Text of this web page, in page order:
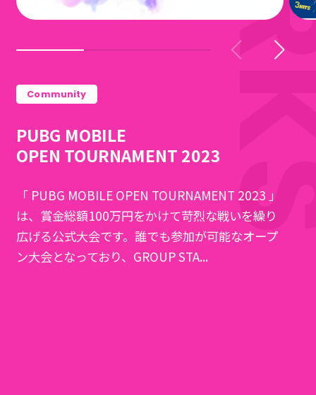
Community
PUBG MOBILE
OPEN TOURNAMENT 2023
「 PUBG MOBILE OPEN TOURNAMENT 2023 」
は、賞金総額100万円をかけて苛烈な戦いを繰り
広げる公式大会です。誰でも参加が可能なオープ
ン大会となっており、GROUP STA...